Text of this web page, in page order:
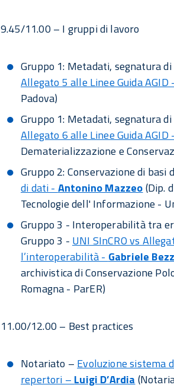
9.45/11.00 – I gruppi di lavoro
Gruppo 1: Metadati, segnatura
Allegato 5 alle Linee Guida
Padova)
Gruppo 1: Metadati, segnatura
Allegato 6 alle Linee Guida AGID
Dematerializzazione e
Gruppo 2: Conservazione di basi
di dati - Antonino Mazzeo(Dip.
Tecnologie dell' Informazione -
Gruppo 3 - Interoperabilità tra
Gruppo 3 - UNI SInCRO vs
l’interoperabilità - Gabriele
archivistica di Conservazione
Romagna - ParER)
11.00/12.00 – Best practices
Notariato – Evoluzione sistema
repertori – Luigi D’Ardia